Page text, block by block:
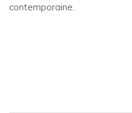
contemporaine.